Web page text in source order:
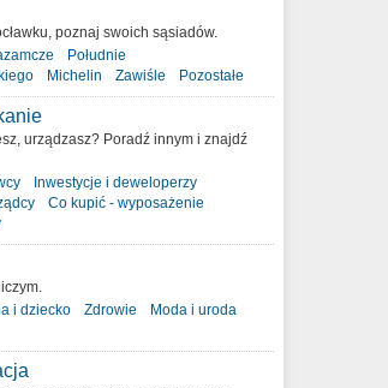
poznaj swoich sąsiadów.
Południe
Michelin Zawiśle Pozostałe
urządzasz? Poradź innym i znajdź
Inwestycje i deweloperzy
Co kupić - wyposażenie
i dziecko Zdrowie
Moda i uroda